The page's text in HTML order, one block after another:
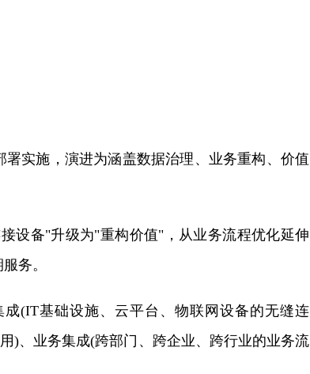
实施，演进为涵盖数据治理、业务重构、价值
设备"升级为"重构价值"，从业务流程优化延伸
务。
(IT基础设施、云平台、物联网设备的无缝连
)、业务集成(跨部门、跨企业、跨行业的业务流